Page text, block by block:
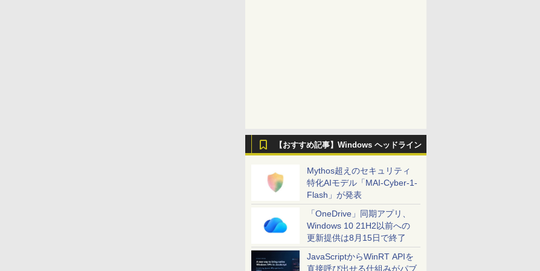
【おすすめ記事】Windows ヘッドライン
Mythos超えのセキュリティ
特化AIモデル「MAI-Cyber-1-
Flash」が発表
「OneDrive」同期アプリ、
Windows 10 21H2以前への
更新提供は8月15日で終了
JavaScriptからWinRT APIを
直接呼び出せる仕組みがパブ